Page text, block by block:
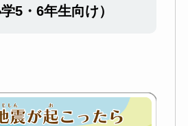
学5・6年生向け）